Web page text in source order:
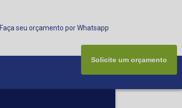
Faça seu orçamento por Whatsapp
Solicite um orçamento